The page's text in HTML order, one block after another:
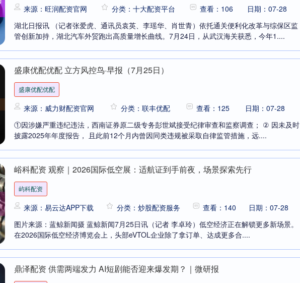
来源：旺润配资官网 分类：十大配资平台 查看：106
日期：07-28
湖北日报讯 （记者张爱虎、通讯员袁英、李瑶华、肖世青）依托通关便利化改革与综保区监
管创新加持，湖北汽车外贸跑出高质量增长曲线。7月24日，从武汉海关获悉，今年1....
盛康优配优配 立方风控鸟·早报（7月25日）
盛康优配优配
来源：威力财配资官网 分类：联丰优配 查看：125
日期：07-28
①因涉嫌严重违纪违法，西南证券原二级专务彭世斌接受纪律审查和监察调查； ② 因未及时
披露2025年年度报告， 且此前12个月内曾因同类违规被采取自律监管措施，远....
峪科配资 观察｜2026国际低空展：适航证到手前夜，场景探索先行
屿科配资
来源：易云达APP下载 分类：炒股配资服务 查看：140
日期：07-28
图片来源：蓝鲸新闻摄 蓝鲸新闻7月25日讯（记者 李卓玲）低空经济正在解锁更多新场景。
在2026国际低空经济博览会上，头部eVTOL企业除了拿订单、达成更多合....
鼎泽配资 供需两端发力 AI短剧能否迎来爆发期？｜微研报
1122.88 3.42